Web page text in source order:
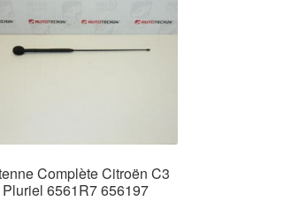
Complète Citroën C3
Pluriel 6561R7 656197